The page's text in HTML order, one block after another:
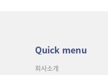
Quick menu
회사소개